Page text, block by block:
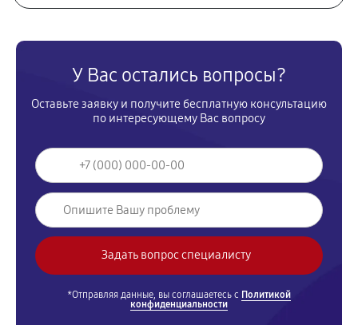
У Вас остались вопросы?
Оставьте заявку и получите бесплатную консультацию
по интересующему Вас вопросу
*Отправляя данные, вы соглашаетесь с Политикой
конфиденциальности